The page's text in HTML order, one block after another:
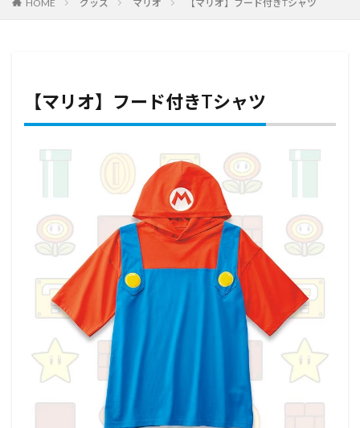
HOME グッズ マリオ 【マリオ】フード付きTシャツ
【マリオ】フード付きTシャツ